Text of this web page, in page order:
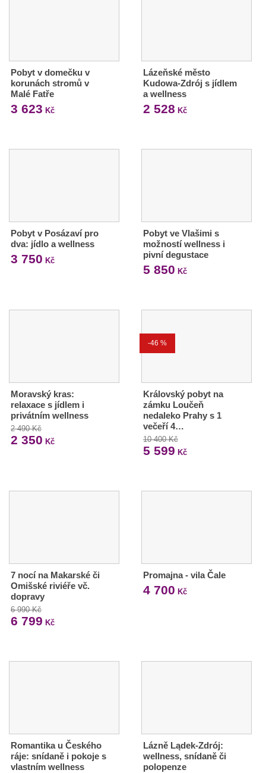
Pobyt v domečku v
korunách stromů v
Malé Fatře
3 623 Kč
Lázeňské město
Kudowa-Zdrój s jídlem
a wellness
2 528 Kč
Pobyt v Posázaví pro
dva: jídlo a wellness
3 750 Kč
Pobyt ve Vlašimi s
možností wellness i
pivní degustace
5 850 Kč
Moravský kras:
relaxace s jídlem i
privátním wellness
2 490 Kč
2 350 Kč
-46 %
Královský pobyt na
zámku Loučeň
nedaleko Prahy s 1
večeří 4…
10 400 Kč
5 599 Kč
7 nocí na Makarské či
Omišské riviéře vč.
dopravy
6 990 Kč
6 799 Kč
Promajna - vila Čale
4 700 Kč
Romantika u Českého
ráje: snídaně i pokoje s
vlastním wellness
Lázně Lądek-Zdrój:
wellness, snídaně či
polopenze